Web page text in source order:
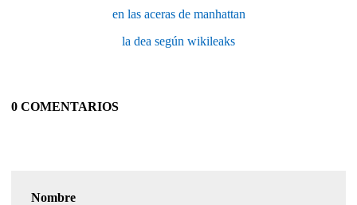
en las aceras de manhattan
la dea según wikileaks
0 COMENTARIOS
Nombre